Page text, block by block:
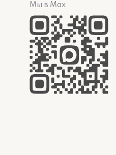
Мы в Max